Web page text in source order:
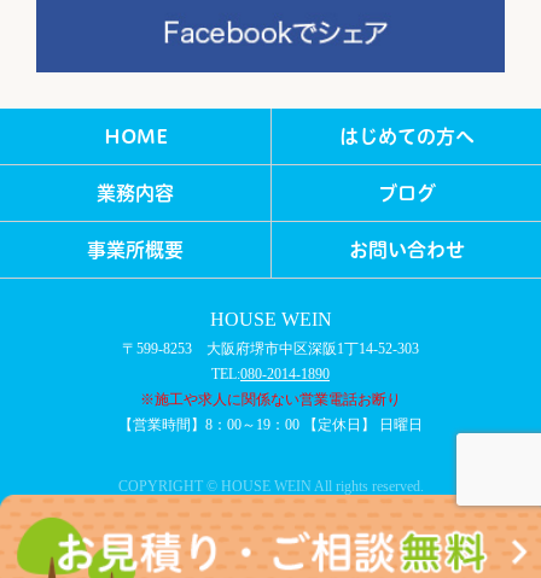
HOME はじめての方へ
業務内容 ブログ
事業所概要 お問い合わせ
HOUSE WEIN
〒599-8253 大阪府堺市中区深阪1丁14-52-303
TEL:080-2014-1890
※施工や求人に関係ない営業電話お断り
【営業時間】8：00～19：00 【定休日】 日曜日
COPYRIGHT © HOUSE WEIN All rights reserved.